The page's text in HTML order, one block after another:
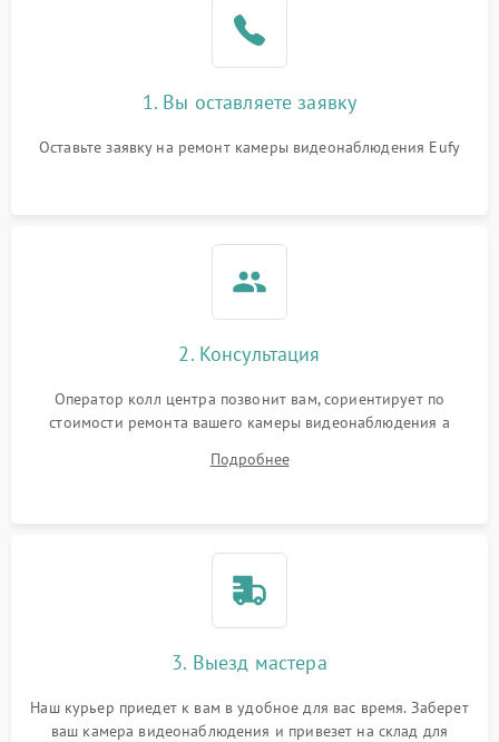
1. Вы оставляете заявку
Оставьте заявку на ремонт камеры видеонаблюдения Eufy
2. Консультация
Оператор колл центра позвонит вам, сориентирует по
стоимости ремонта вашего камеры видеонаблюдения а
Подробнее
3. Выезд мастера
Наш курьер приедет к вам в удобное для вас время. Заберет
ваш камера видеонаблюдения и привезет на склад для